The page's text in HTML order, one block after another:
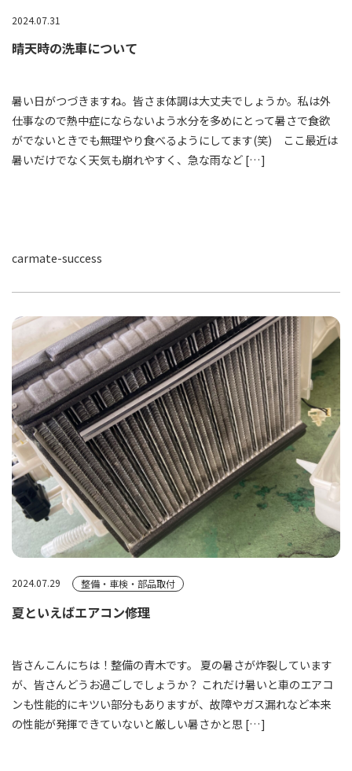
2024.07.31
晴天時の洗車について
暑い日がつづきますね。皆さま体調は大丈夫でしょうか。私は外
仕事なので熱中症にならないよう水分を多めにとって暑さで食欲
がでないときでも無理やり食べるようにしてます(笑) ここ最近は
暑いだけでなく天気も崩れやすく、急な雨など […]
carmate-success
2024.07.29 整備・車検・部品取付
夏といえばエアコン修理
皆さんこんにちは！整備の青木です。 夏の暑さが炸裂しています
が、皆さんどうお過ごしでしょうか？ これだけ暑いと車のエアコ
ンも性能的にキツい部分もありますが、故障やガス漏れなど本来
の性能が発揮できていないと厳しい暑さかと思 […]